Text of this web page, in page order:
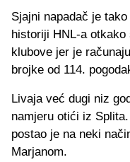
Sjajni napadač je
historiji HNL-a
klubove jer je
brojke od 114.
Livaja već dugi niz
namjeru otići iz
postao je na neki
Marjanom.